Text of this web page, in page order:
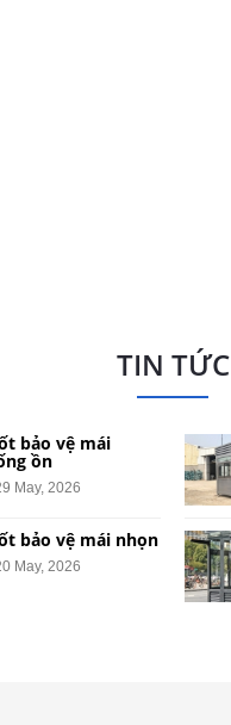
TIN TỨC
bảo vệ mái
ồn
May, 2026
bảo vệ mái nhọn
May, 2026